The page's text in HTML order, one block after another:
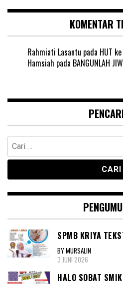
KOMENTAR
Rahmiati Lasantu pada HUT
Hamsiah pada BANGUNLAH
Cari
untuk:
SPMB KRIYA
BY MURSALIN
3 JUNI 2026
HALO SOBAT